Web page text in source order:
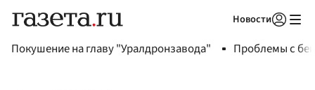
Новости
Покушение на главу "Уралдронзавода" Проблемы с